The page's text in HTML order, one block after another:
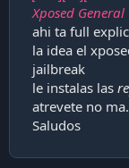
Xposed
ahi ta full
la idea el
jailbreak
le instalas las
atrevete no ma.
Saludos